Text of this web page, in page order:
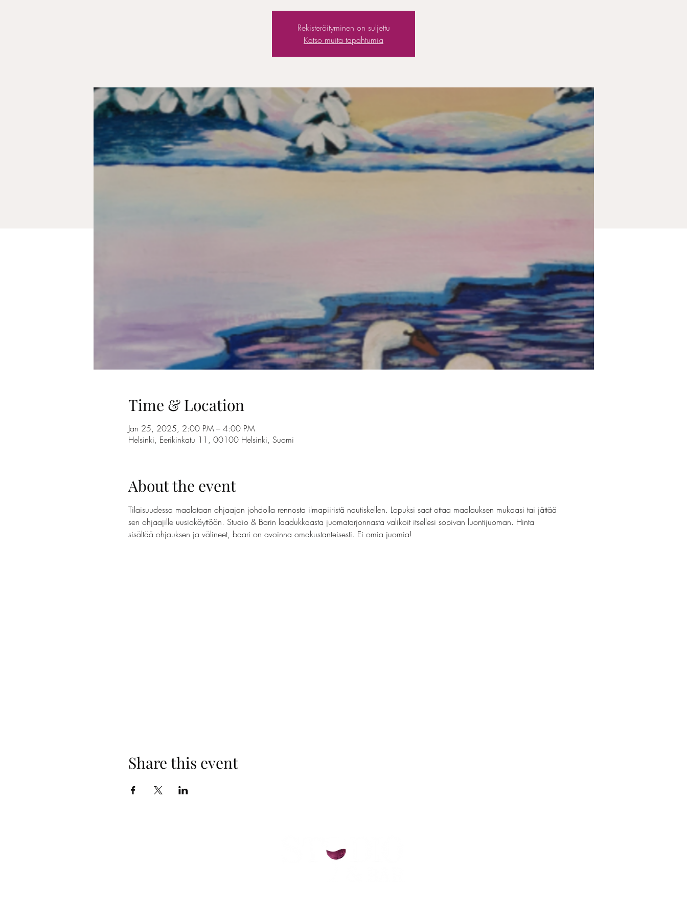
Rekisteröityminen on suljettu
Katso muita tapahtumia
Time & Location
Jan 25, 2025, 2:00 PM – 4:00 PM
Helsinki, Eerikinkatu 11, 00100 Helsinki, Suomi
About the event
Tilaisuudessa maalataan ohjaajan johdolla rennosta ilmapiiristä nautiskellen. Lopuksi saat ottaa maalauksen mukaasi tai jättää
sen ohjaajille uusiokäyttöön. Studio & Barin laadukkaasta juomatarjonnasta valikoit itsellesi sopivan luontijuoman. Hinta
sisältää ohjauksen ja välineet, baari on avoinna omakustanteisesti. Ei omia juomia!
Share this event